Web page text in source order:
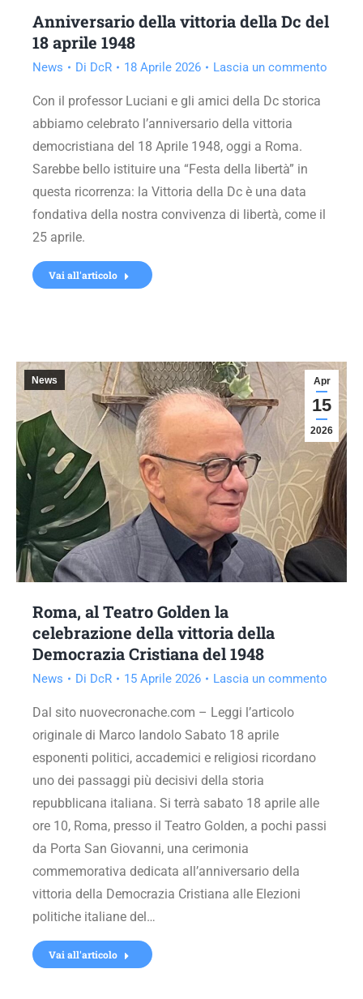
Anniversario della vittoria della Dc del
18 aprile 1948
News Di DcR 18 Aprile 2026 Lascia un commento
Con il professor Luciani e gli amici della Dc storica
abbiamo celebrato l’anniversario della vittoria
democristiana del 18 Aprile 1948, oggi a Roma.
Sarebbe bello istituire una “Festa della libertà” in
questa ricorrenza: la Vittoria della Dc è una data
fondativa della nostra convivenza di libertà, come il
25 aprile.
Vai all'articolo
Apr
15
2026
News
Roma, al Teatro Golden la
celebrazione della vittoria della
Democrazia Cristiana del 1948
News Di DcR 15 Aprile 2026 Lascia un commento
Dal sito nuovecronache.com – Leggi l’articolo
originale di Marco Iandolo Sabato 18 aprile
esponenti politici, accademici e religiosi ricordano
uno dei passaggi più decisivi della storia
repubblicana italiana. Si terrà sabato 18 aprile alle
ore 10, Roma, presso il Teatro Golden, a pochi passi
da Porta San Giovanni, una cerimonia
commemorativa dedicata all’anniversario della
vittoria della Democrazia Cristiana alle Elezioni
politiche italiane del…
Vai all'articolo